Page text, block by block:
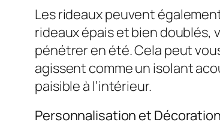
Les rideaux peuvent
rideaux épais et bien doublés,
pénétrer en été. Cela peut
agissent comme un isolant
paisible à l’intérieur.
Personnalisation et Décoration